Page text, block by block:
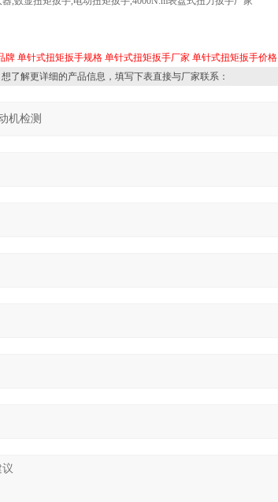
牌 单针式扭矩扳手规格 单针式扭矩扳手厂家 单针式扭矩扳手价格
了解更详细的产品信息，填写下表直接与厂家联系：